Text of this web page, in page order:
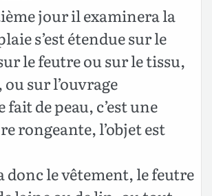
jour il examinera la
s’est étendue sur le
le feutre ou sur le tissu,
sur l’ouvrage
de peau, c’est une
rongeante, l’objet est
le vêtement, le feutre